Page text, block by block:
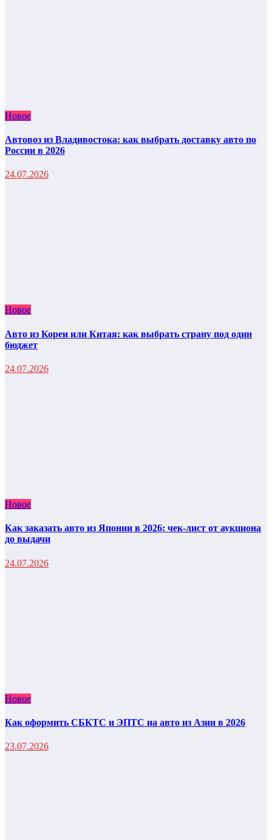
Новое
Автовоз из Владивостока: как выбрать доставку авто по
России в 2026
24.07.2026
Новое
Авто из Кореи или Китая: как выбрать страну под один
бюджет
24.07.2026
Новое
Как заказать авто из Японии в 2026: чек-лист от аукциона
до выдачи
24.07.2026
Новое
Как оформить СБКТС и ЭПТС на авто из Азии в 2026
23.07.2026